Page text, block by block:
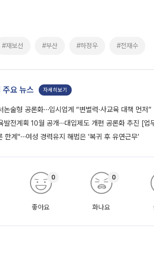
#재보선 #부산 #하정우 #전재수
주요 뉴스 자세히보기
논술형 공론화⋯입시업계 “변별력·사교육 대책 먼저”
발전계획 10월 공개⋯대입제도 개편 공론화 추진 [업
한계"⋯여성 경력유지 해법은 '복귀 후 유연근무’
좋아요
0
화나요
0